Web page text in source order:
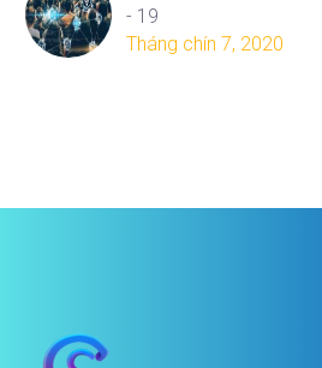
- 19
Tháng chín 7, 2020